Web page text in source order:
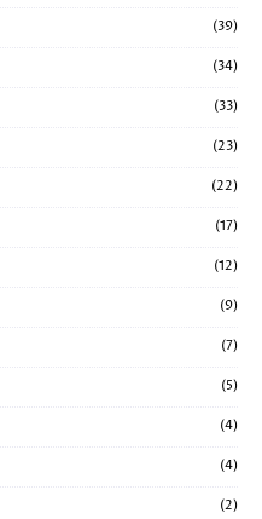
(39)
(34)
(33)
(23)
(22)
(17)
(12)
(9)
(7)
(5)
(4)
(4)
(2)